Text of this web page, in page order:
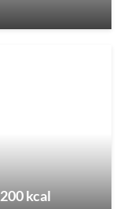
kcal